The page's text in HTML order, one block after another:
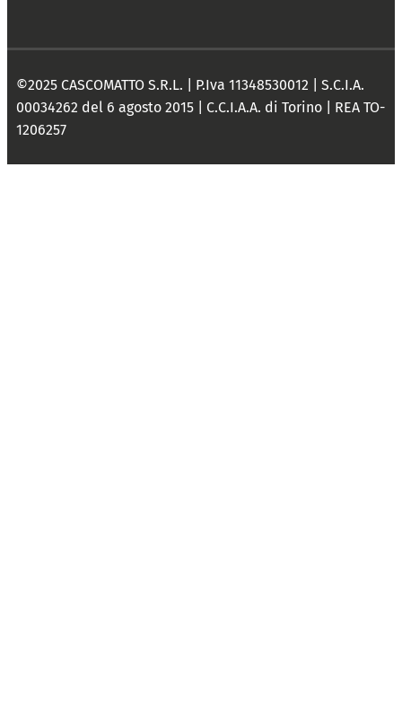
©2025 CASCOMATTO S.R.L. | P.Iva 11348530012 | S.C.I.A.
00034262 del 6 agosto 2015 | C.C.I.A.A. di Torino | REA TO-
1206257